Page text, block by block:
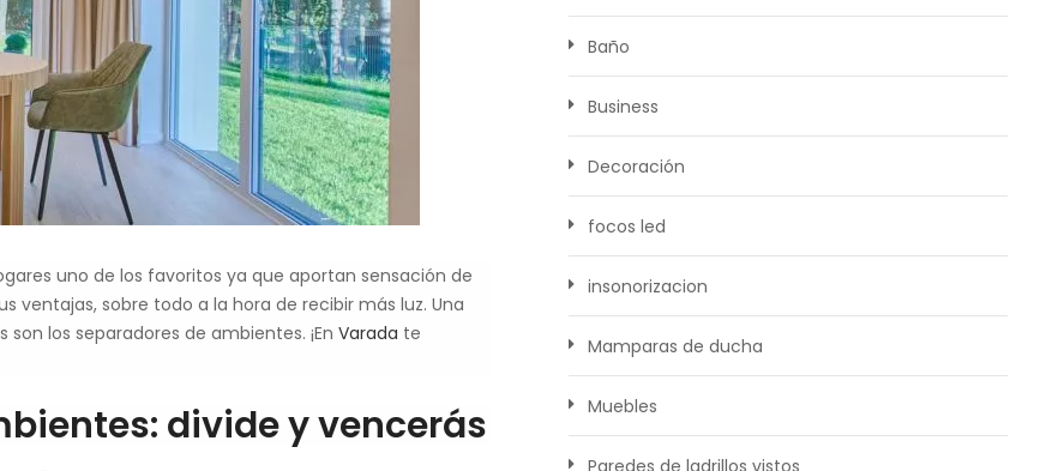
uno de los favoritos ya que aportan sensación de
ventajas, sobre todo a la hora de recibir más luz. Una
los separadores de ambientes. ¡En Varada te
divide y vencerás
Baño
Business
Decoración
focos led
insonorizacion
Mamparas de ducha
Muebles
Paredes de ladrillos vistos